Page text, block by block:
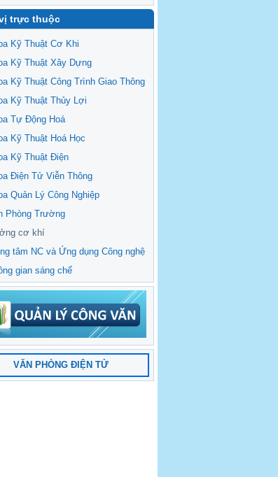
trực thuộc
Kỹ Thuật Cơ Khi
Kỹ Thuật Xây Dựng
Kỹ Thuật Công Trình Giao Thông
Kỹ Thuật Thủy Lợi
Tự Động Hoá
Kỹ Thuật Hoá Học
Kỹ Thuật Điện
Điện Tử Viễn Thông
Quản Lý Công Nghiệp
Phòng Trường
cơ khí
tâm NC và Ứng dụng Công nghệ
gian sáng chế
VĂN PHÒNG ĐIỆN TỬ